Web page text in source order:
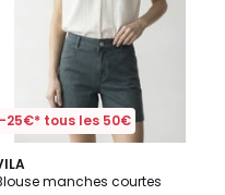
-25€* tous les 50€
manches courtes
2
/